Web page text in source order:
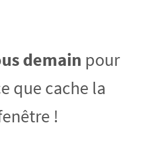
demain pour
que cache la
!